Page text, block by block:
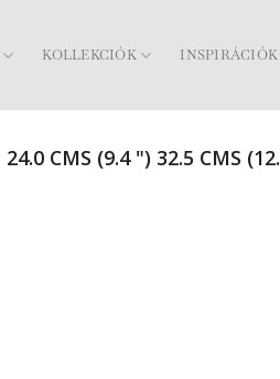
KOLLEKCIÓK INSPIRÁCIÓK
24.0 CMS (9.4 ") 32.5 CMS